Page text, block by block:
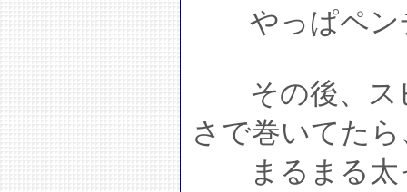
やっぱペン
その後、ス
さで巻いてた
まるまる太